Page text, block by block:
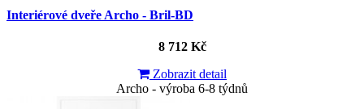
Interiérové dveře Archo - Bril-BD
8 712 Kč
Zobrazit detail
Archo - výroba 6-8 týdnů